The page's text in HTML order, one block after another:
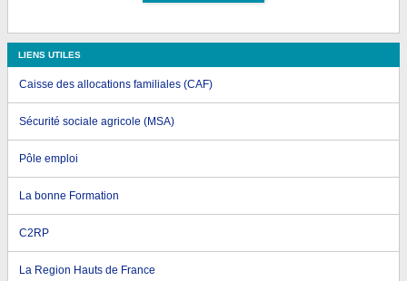
LIENS UTILES
Caisse des allocations familiales (CAF)
Sécurité sociale agricole (MSA)
Pôle emploi
La bonne Formation
C2RP
La Region Hauts de France